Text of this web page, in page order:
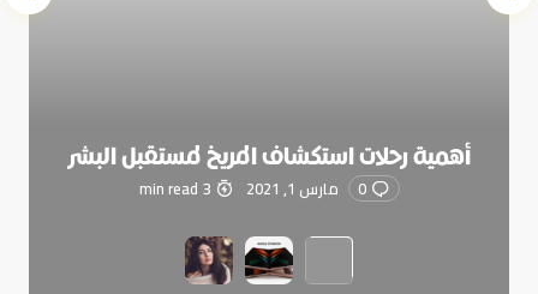
أهمية رحلات استكشاف المريخ لمستقبل البشر
0 مارس 1, 2021 3 min read